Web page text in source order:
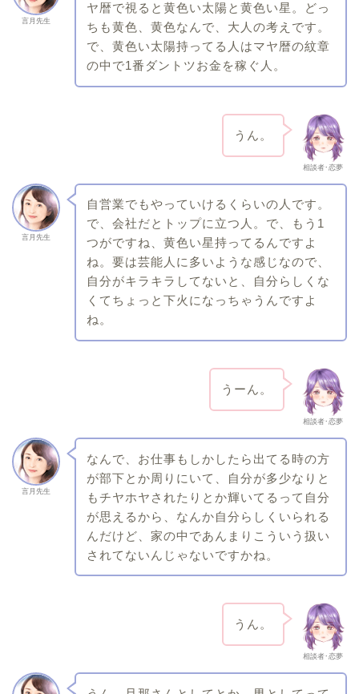
言月先生
ヤ暦で視ると黄色い太陽と黄色い星。どっ
ちも黄色、黄色なんで、大人の考えです。
で、黄色い太陽持ってる人はマヤ暦の紋章
の中で1番ダントツお金を稼ぐ人。
相談者･恋夢
うん。
言月先生
自営業でもやっていけるくらいの人です。
で、会社だとトップに立つ人。で、もう1
つがですね、黄色い星持ってるんですよ
ね。要は芸能人に多いような感じなので、
自分がキラキラしてないと、自分らしくな
くてちょっと下火になっちゃうんですよ
ね。
相談者･恋夢
うーん。
言月先生
なんで、お仕事もしかしたら出てる時の方
が部下とか周りにいて、自分が多少なりと
もチヤホヤされたりとか輝いてるって自分
が思えるから、なんか自分らしくいられる
んだけど、家の中であんまりこういう扱い
されてないんじゃないですかね。
相談者･恋夢
うん。